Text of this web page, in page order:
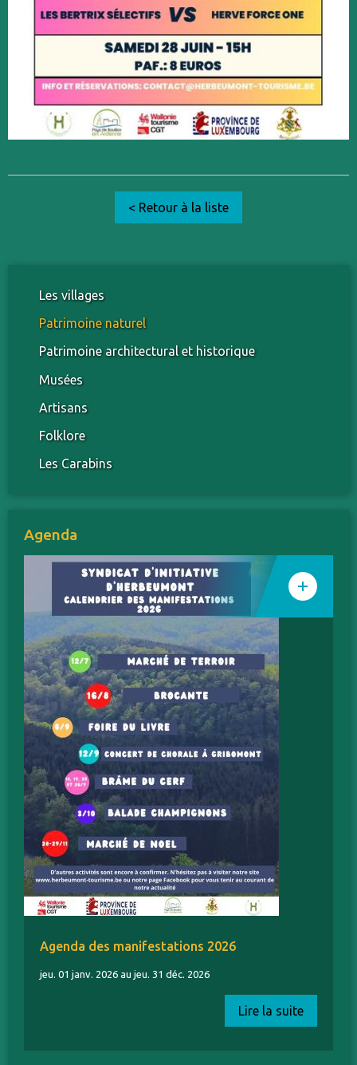
< Retour à la liste
Les villages
Patrimoine naturel
Patrimoine architectural et historique
Musées
Artisans
Folklore
Les Carabins
Agenda
Agenda des manifestations 2026
jeu. 01 janv. 2026 au jeu. 31 déc. 2026
Lire la suite